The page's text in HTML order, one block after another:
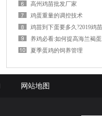
高州鸡苗批发厂家
鸡蛋重量的调控技术
鸡苗到下蛋要多久?2019鸡
养鸡必看:如何提高海兰褐
夏季蛋鸡的饲养管理
网站地图